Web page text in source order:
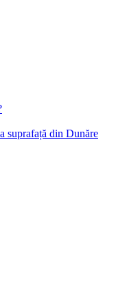
suprafață din Dunăre